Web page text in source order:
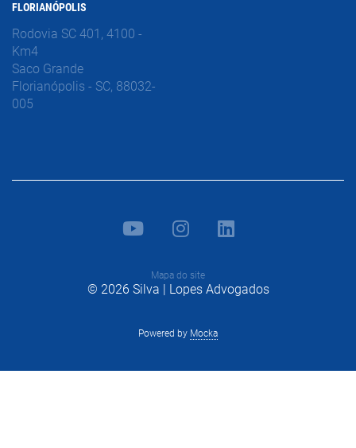
FLORIANÓPOLIS
Rodovia SC 401, 4100 -
Km4
Saco Grande
Florianópolis - SC, 88032-
005
Mapa do site
© 2026 Silva | Lopes Advogados
Powered by Mocka